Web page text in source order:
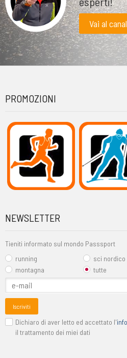
Vai al
PROMOZIONI
NEWSLETTER
Tieniti informato sul mondo Passsport
running
sci nordico
montagna
tutte
Iscriviti
Dichiaro di aver letto ed accettato l'
il trattamento dei miei dati